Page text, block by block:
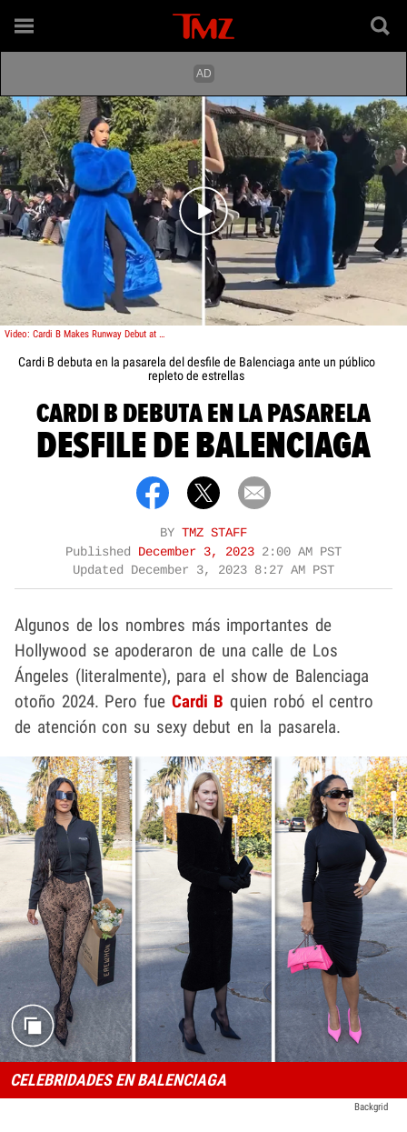
Play video content
Video: Cardi B Makes Runway Debut at Balenciaga Show in Front of Star-Studded Crowd
Cardi B debuta en la pasarela del desfile de Balenciaga ante un público
repleto de estrellas
CARDI B DEBUTA EN LA PASARELA
DESFILE DE BALENCIAGA
BY TMZ STAFF
Published
December 3, 2023 2:00 AM PST
Updated
December 3, 2023 8:27 AM PST
Algunos de los nombres más importantes de
Hollywood se apoderaron de una calle de Los
Ángeles (literalmente), para el show de Balenciaga
otoño 2024. Pero fue Cardi B quien robó el centro
de atención con su sexy debut en la pasarela.
CELEBRIDADES EN BALENCIAGA
Backgrid